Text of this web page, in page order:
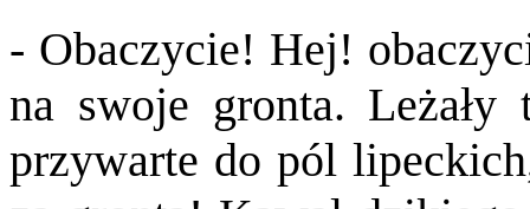
- Obaczycie! Hej!
na swoje gronta.
przywarte do pól